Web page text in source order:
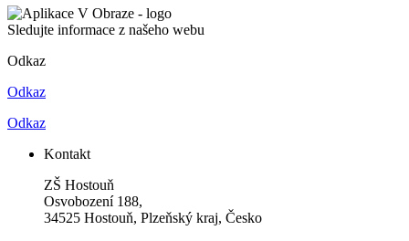
Sledujte informace z našeho webu
Odkaz
Odkaz
Odkaz
Kontakt
ZŠ Hostouň
Osvobození 188,
34525 Hostouň, Plzeňský kraj, Česko